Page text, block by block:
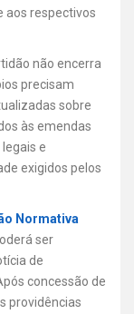
aos respectivos
não encerra
precisam
sobre
às emendas
e
exigidos pelos
Normativa
ser
de
concessão de
providências